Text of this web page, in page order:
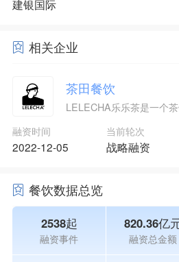
建银国际
相关企业
茶田餐饮
LELECHA乐乐茶是一个
融资时间
2022-12-05
当前轮次
战略融资
餐饮数据总览
2538起
融资事件
820.36亿
融资总金额